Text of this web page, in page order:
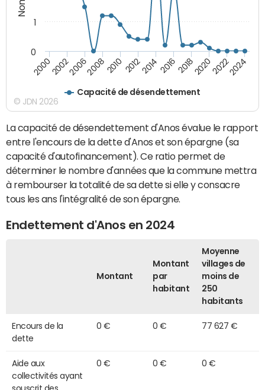
Capacité de désendettement
20002002200620082010 2012201420162018202020222024
0
1
© JDN 2026
La capacité de désendettement d'Anos évalue le rapport
entre l'encours de la dette d'Anos et son épargne (sa
capacité d'autofinancement). Ce ratio permet de
déterminer le nombre d'années que la commune mettra
à rembourser la totalité de sa dette si elle y consacre
tous les ans l'intégralité de son épargne.
Endettement d'Anos en 2024
Montant
Montant
par
habitant
Moyenne
villages de
moins de
250
habitants
Encours de la
dette
0 € 0 € 77 627 €
Aide aux
collectivités ayant
souscrit des
0 € 0 € 0 €